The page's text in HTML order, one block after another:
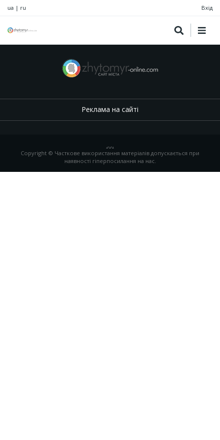
ua | ru Вхід
Реклама на сайті
.,.,.
Copyright © Часткове використання матеріалів допускається при
наявності гіперпосилання на нас.